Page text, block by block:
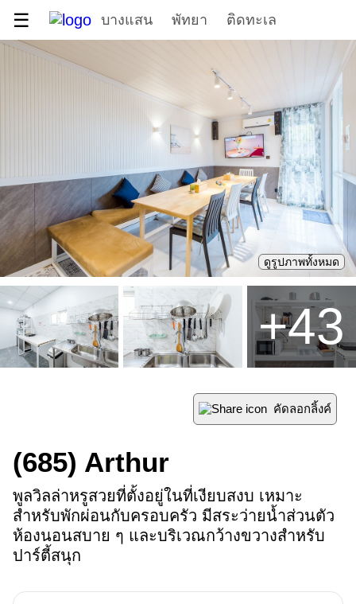
☰ บางแสน พัทยา ติดทะเล
ดูรูปภาพทั้งหมด
+43
(685) Arthur
คัดลอกลิ้งค์
พูลวิลล่าหรูสวยที่ตั้งอยู่ในที่เงียบสงบ เหมาะ
สำหรับพักผ่อนกับครอบครัว มีสระว่ายน้ำส่วนตัว
ห้องนอนสบาย ๆ และบริเวณกว้างขวางสำหรับ
ปาร์ตี้สนุก